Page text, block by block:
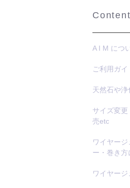
A I M につ
ご利用ガ
天然石や浄
サイズ変
売etc
ワイヤー
ー・巻き方
ワイヤー